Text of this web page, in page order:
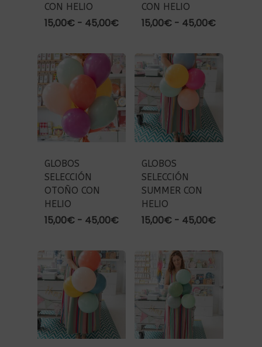
CON HELIO
15,00€ - 45,00€Rango
desde
15,00€
hasta
45,00€
CON HELIO
15,00€ - 45,00€Rango
GLOBOS
SELECCIÓN
OTOÑO CON
HELIO
15,00€ - 45,00€Rango
desde
15,00€
hasta
45,00€
GLOBOS
SELECCIÓN
SUMMER CON
HELIO
15,00€ - 45,00€Rango
hasta